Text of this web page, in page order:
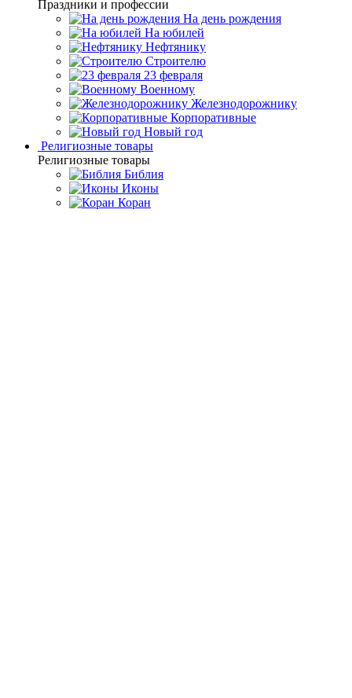
Праздники и профессии
На день рождения
На юбилей
Нефтянику
Строителю
23 февраля
Военному
Железнодорожнику
Корпоративные
Новый год
Религиозные товары
Религиозные товары
Библия
Иконы
Коран